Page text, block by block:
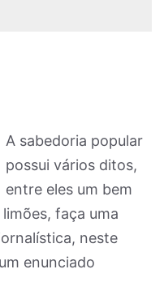
A sabedoria popular
possui vários ditos,
entre eles um bem
faça uma
neste
enunciado